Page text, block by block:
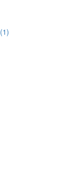
(1)